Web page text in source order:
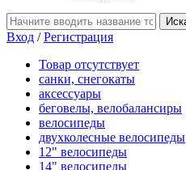
Вход /Регистрация
Товар отсутствует
санки, снегокаты
аксессуары
беговелы, велобалансиры
велосипеды
двухколесные велосипеды
12" велосипеды
14" велосипеды